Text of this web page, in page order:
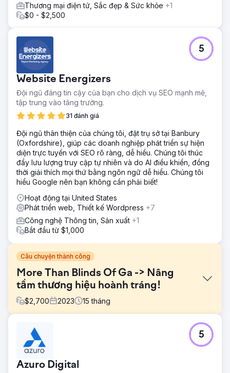
Thương mại điện tử, Sắc đẹp & Sức khỏe +1
$0 - $2,500
Website Energizers
Đội ngũ đáng tin cậy của bạn cho dịch vụ SEO mạnh mẽ,
tập trung vào tăng trưởng.
31 đánh giá
5
Đội ngũ thân thiện của chúng tôi, đặt trụ sở tại Banbury
(Oxfordshire), giúp các doanh nghiệp phát triển sự hiện
diện trực tuyến với SEO rõ ràng, dễ hiểu. Chúng tôi thúc
đẩy lưu lượng truy cập tự nhiên và do AI điều khiển, đồng
thời giải thích mọi thứ bằng ngôn ngữ dễ hiểu. Chúng tôi
hiểu Google nên bạn không cần phải biết!
Hoạt động tại United States
Phát triển web, Thiết kế Wordpress +7
Công nghệ Thông tin, Sản xuất +1
Bắt đầu từ $1,000
Câu chuyện thành công
More Than Blinds Of Ga -> Nâng
tầm thương hiệu hoành tráng!
$2,700 2023 15 tháng
Thử thách
Tầm nhìn kém, phương tiện truyền thông xã hội yếu, lưu
lượng truy cập chậm, ngân sách bị tổn hại và tinh thần
nhân viên thấp.
Azuro Digital
5